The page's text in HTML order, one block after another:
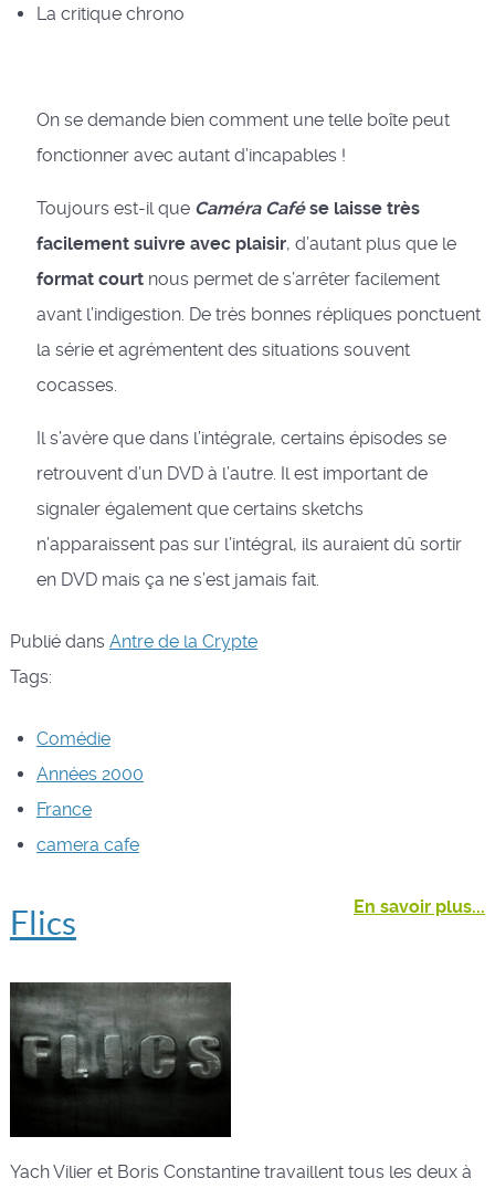
La critique chrono
On se demande bien comment une telle boîte peut
fonctionner avec autant d’incapables !
Toujours est-il que Caméra Cafése laisse très
facilement suivre avec plaisir, d’autant plus que le
format courtnous permet de s’arrêter facilement
avant l’indigestion. De très bonnes répliques ponctuent
la série et agrémentent des situations souvent
cocasses.
Il s’avère que dans l’intégrale, certains épisodes se
retrouvent d’un DVD à l’autre. Il est important de
signaler également que certains sketchs
n’apparaissent pas sur l’intégral, ils auraient dû sortir
en DVD mais ça ne s’est jamais fait.
Publié dans Antre de la Crypte
Tags:
Comédie
Années 2000
France
camera cafe
En savoir plus...
Flics
Yach Vilier et Boris Constantine travaillent tous les deux à